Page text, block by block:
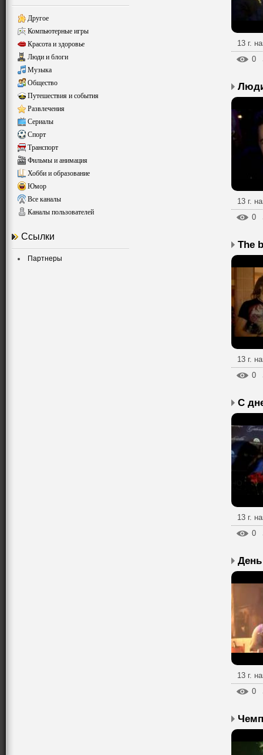
Другое
Компьютерные игры
Красота и здоровье
Люди и блоги
Музыка
Общество
Путешествия и события
Развлечения
Сериалы
Спорт
Транспорт
Фильмы и анимация
Хобби и образование
Юмор
Все каналы
Каналы пользователей
Ссылки
Партнеры
13 г.
0
13 г.
0
The
13 г.
0
13 г.
0
13 г.
0